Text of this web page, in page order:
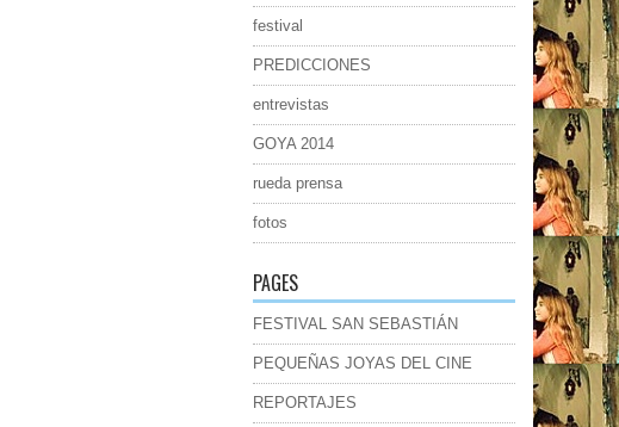
festival
PREDICCIONES
entrevistas
GOYA 2014
rueda prensa
fotos
PAGES
FESTIVAL SAN SEBASTIÁN
PEQUEÑAS JOYAS DEL CINE
REPORTAJES